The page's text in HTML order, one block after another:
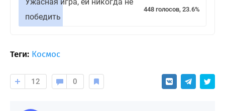
Ужасная игра, ей никогда не
победить
448 голосов, 23.6%
Теги: Космос
12 0